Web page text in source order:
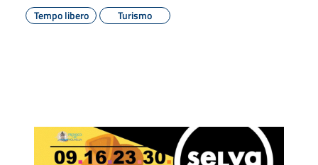
Tempo libero
Turismo